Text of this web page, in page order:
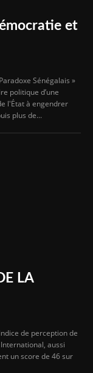
et
Sénégalais »
politique d’une
l'État à engendrer
plus de...
LA
de perception de
aussi
un score de 46 sur